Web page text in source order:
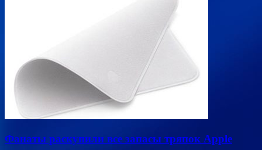
Фанаты раскупили все запасы тряпок Apple